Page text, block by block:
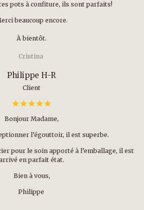
pots à confiture, ils sont parfaits!
beaucoup encore.
À bientôt.
Cristina
Philippe H-R
Client
Bonjour Madame,
l’égouttoir, il est superbe.
pour le soin apporté à l’emballage, il est
en parfait état.
Bien à vous,
Philippe